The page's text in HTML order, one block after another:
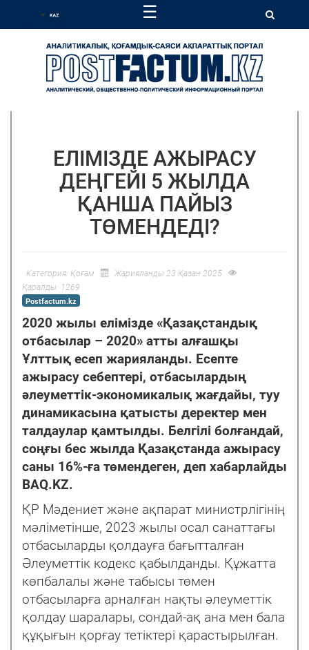
☰
ЕЛІМІЗДЕ АЖЫРАСУ
ДЕҢГЕЙІ 5 ЖЫЛДА
ҚАНША ПАЙЫЗ
ТӨМЕНДЕДІ?
Категория: Қоғам
Жарияланды 23 Қазан 2025
Қаралды: 1269
Postfactum.kz
2020 жылы елімізде «Қазақстандық
отбасылар – 2020» атты алғашқы
Ұлттық есеп жарияланды. Есепте
ажырасу себептері, отбасылардың
әлеуметтік-экономикалық жағдайы, туу
динамикасына қатысты деректер мен
талдаулар қамтылды. Белгілі болғандай,
соңғы бес жылда Қазақстанда ажырасу
саны 16%-ға төмендеген, деп хабарлайды
BAQ.KZ.
ҚР Мәдениет және ақпарат министрлігінің
мәліметінше, 2023 жылы осал санаттағы
отбасыларды қолдауға бағытталған
Әлеуметтік кодекс қабылданды. Құжатта
көпбалалы және табысы төмен
отбасыларға арналған нақты әлеуметтік
қолдау шаралары, сондай-ақ ана мен бала
құқығын қорғау тетіктері қарастырылған.